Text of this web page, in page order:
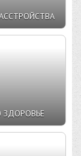
ЗДОРОВЬЕ